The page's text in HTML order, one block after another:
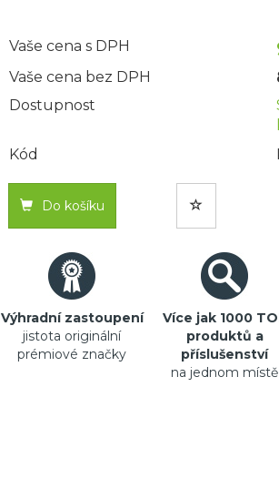
Vaše cena s DPH
Vaše cena bez DPH
Dostupnost
Kód
Do košíku
Výhradní zastoupení
jistota originální
prémiové značky
Více jak 1000
produktů a
příslušenství
na jednom místě